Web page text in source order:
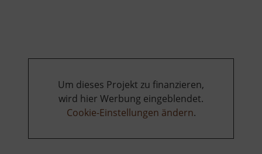
Um dieses Projekt zu finanzieren,
wird hier Werbung eingeblendet.
Cookie-Einstellungen ändern.